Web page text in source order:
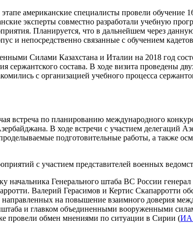
американские специалисты провели обучение
эксперты совместно разработали учебную
Планируется, что в дальнейшем через
и непосредственно связанные с обучением
Силами Казахстана и Италии на 2018 год
состава. В ходе визита проведены
с организацией учебного процесса
встреча по планированию международного
В ходе встречи с участием делегаций
подготовительные работы, а также
с участием представителей военных
Генерального штаба ВС России
Валерий Герасимов и Кертис Скапарротти
направленных на повышение взаимного доверия
и главком объединенными вооруженными
провели обмен мнениями по ситуации в Сирии (ИА